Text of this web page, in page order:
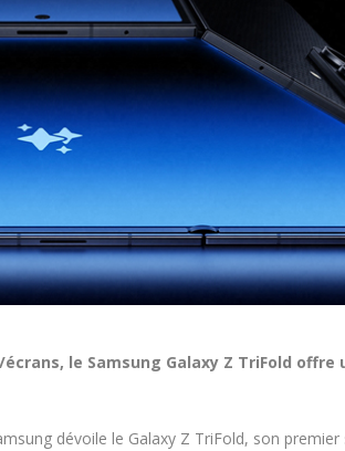
le Samsung Galaxy Z TriFold offre
dévoile le Galaxy Z TriFold, son